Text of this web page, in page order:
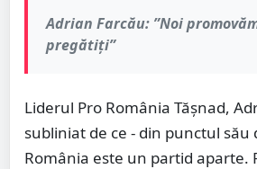
Adrian Farcău: ”Noi
pregătiți”
Liderul Pro România Tășnad,
subliniat de ce - din punctul său
România este un partid aparte.